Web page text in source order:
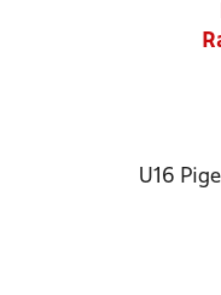
U16